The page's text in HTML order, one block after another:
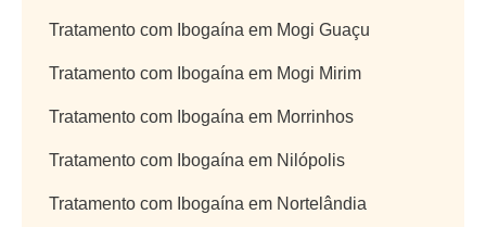
Tratamento com Ibogaína em Mogi Guaçu
Tratamento com Ibogaína em Mogi Mirim
Tratamento com Ibogaína em Morrinhos
Tratamento com Ibogaína em Nilópolis
Tratamento com Ibogaína em Nortelândia